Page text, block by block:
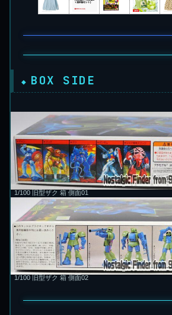
BOX SIDE
1/100 旧型ザク 箱 側面01
1/100 旧型ザク 箱 側面02